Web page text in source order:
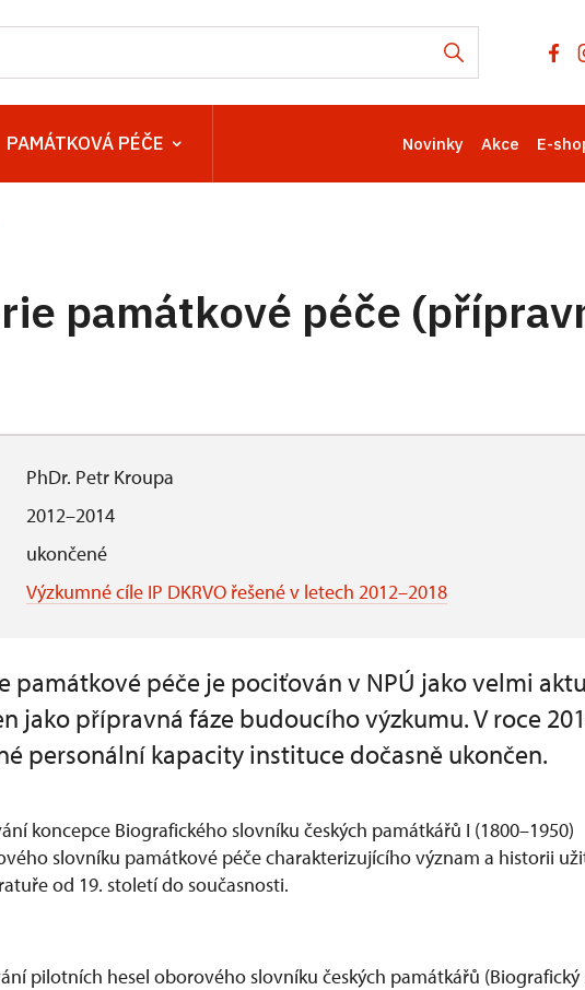
PAMÁTKOVÁ PÉČE Novinky Akce E-
památkové péče
PhDr. Petr Kroupa
2012–2014
ukončené
Výzkumné cíle IP DKRVO řešené v letech 2012–2018
památkové péče je pociťován v NPÚ jako velmi
jako přípravná fáze budoucího výzkumu. V roce
personální kapacity instituce dočasně ukončen.
koncepce Biografického slovníku českých památkářů I (1800–1950)
slovníku památkové péče charakterizujícího význam a historii
od 19. století do současnosti.
pilotních hesel oborového slovníku českých památkářů (Biografický